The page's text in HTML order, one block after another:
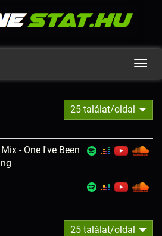
25 találat/oldal
- One I've Been
25 találat/oldal